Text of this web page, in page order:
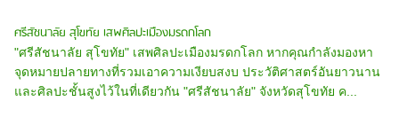
ศรีสัชนาลัย สุโขทัย เสพศิลปะเมืองมรดกโลก
"ศรีสัชนาลัย สุโขทัย" เสพศิลปะเมืองมรดกโลก หากคุณกำลังมองหา
จุดหมายปลายทางที่รวมเอาความเงียบสงบ ประวัติศาสตร์อันยาวนาน
และศิลปะชั้นสูงไว้ในที่เดียวกัน "ศรีสัชนาลัย" จังหวัดสุโขทัย ค...